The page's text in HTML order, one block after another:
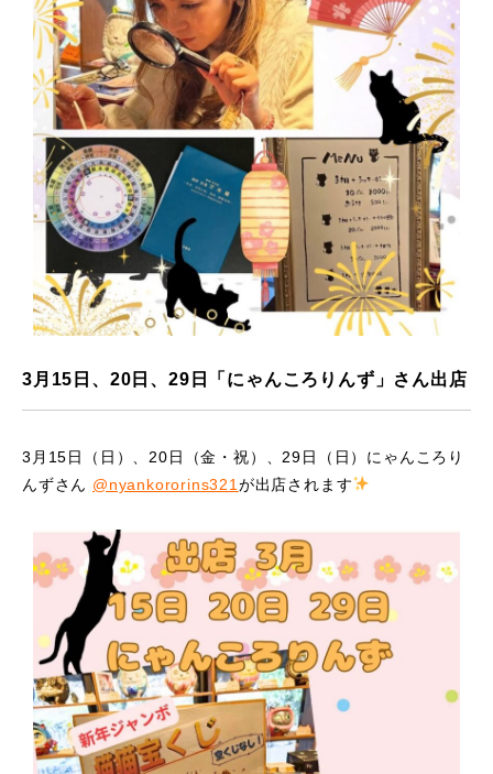
3月15日、20日、29日「にゃんころりんず」さん出店
3月15日（日）、20日（金・祝）、29日（日）にゃんころり
んずさん @nyankororins321 が出店されます